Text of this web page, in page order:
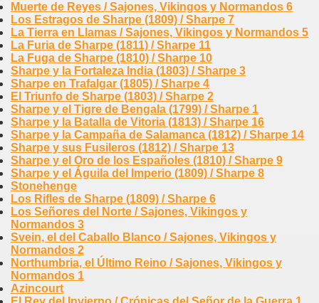
Muerte de Reyes / Sajones, Vikingos y Normandos 6
Los Estragos de Sharpe (1809) / Sharpe 7
La Tierra en Llamas / Sajones, Vikingos y Normandos 5
La Furia de Sharpe (1811) / Sharpe 11
La Fuga de Sharpe (1810) / Sharpe 10
Sharpe y la Fortaleza India (1803) / Sharpe 3
Sharpe en Trafalgar (1805) / Sharpe 4
El Triunfo de Sharpe (1803) / Sharpe 2
Sharpe y el Tigre de Bengala (1799) / Sharpe 1
Sharpe y la Batalla de Vitoria (1813) / Sharpe 16
Sharpe y la Campaña de Salamanca (1812) / Sharpe 14
Sharpe y sus Fusileros (1812) / Sharpe 13
Sharpe y el Oro de los Españoles (1810) / Sharpe 9
Sharpe y el Águila del Imperio (1809) / Sharpe 8
Stonehenge
Los Rifles de Sharpe (1809) / Sharpe 6
Los Señores del Norte / Sajones, Vikingos y
Normandos 3
Svein, el del Caballo Blanco / Sajones, Vikingos y
Normandos 2
Northumbria, el Último Reino / Sajones, Vikingos y
Normandos 1
Azincourt